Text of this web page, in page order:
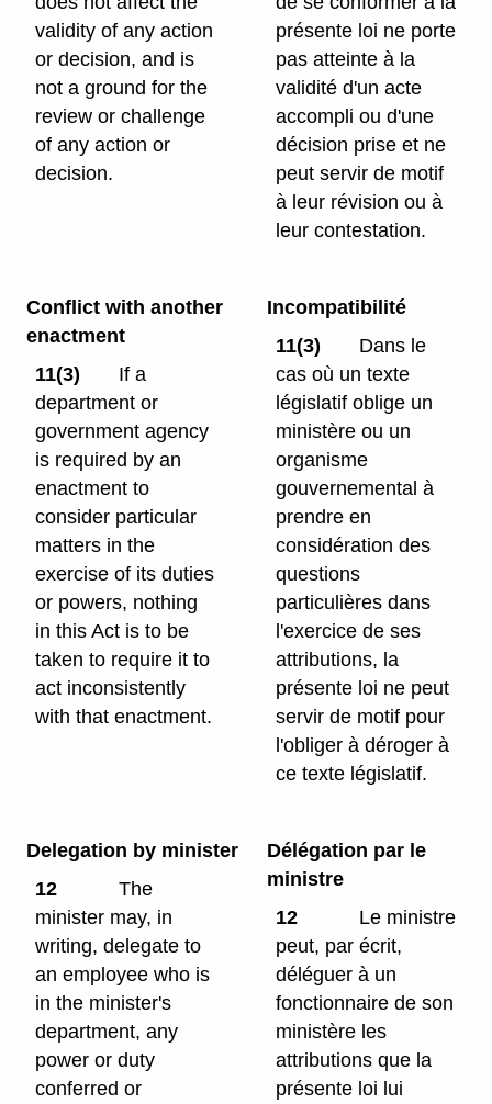
validity of any action
or decision, and is
not a ground for the
review or challenge
of any action or
decision.
présente loi ne porte
pas atteinte à la
validité d'un acte
accompli ou d'une
décision prise et ne
peut servir de motif
à leur révision ou à
leur contestation.
Conflict with another
enactment
11(3)
If a
department or
government agency
is required by an
enactment to
consider particular
matters in the
exercise of its duties
or powers, nothing
in this Act is to be
taken to require it to
act inconsistently
with that enactment.
Incompatibilité
11(3)
Dans le
cas où un texte
législatif oblige un
ministère ou un
organisme
gouvernemental à
prendre en
considération des
questions
particulières dans
l'exercice de ses
attributions, la
présente loi ne peut
servir de motif pour
l'obliger à déroger à
ce texte législatif.
Delegation by minister
12
The
minister may, in
writing, delegate to
an employee who is
in the minister's
department, any
power or duty
conferred or
Délégation par le
ministre
12
Le ministre
peut, par écrit,
déléguer à un
fonctionnaire de son
ministère les
attributions que la
présente loi lui